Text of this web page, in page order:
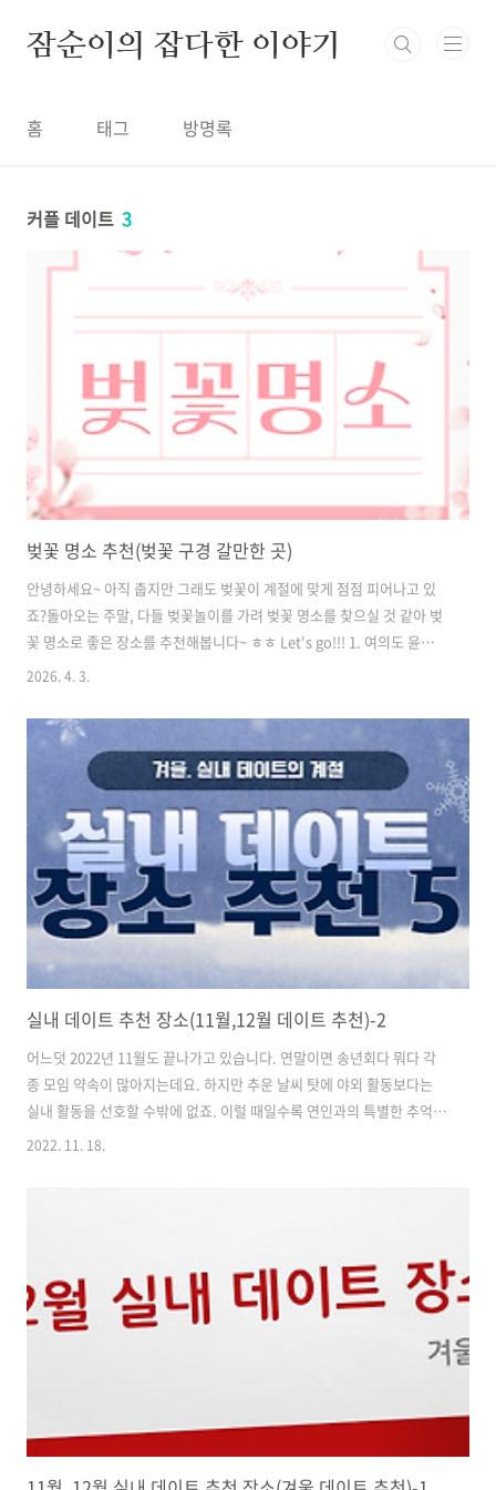
잠순이의 잡다한 이야기
홈 태그 방명록
커플 데이트 3
벚꽃 명소 추천(벚꽃 구경 갈만한 곳)
안녕하세요~ 아직 춥지만 그래도 벚꽃이 계절에 맞게 점점 피어나고 있
죠?돌아오는 주말, 다들 벚꽃놀이를 가려 벚꽃 명소를 찾으실 것 같아 벚
꽃 명소로 좋은 장소를 추천해봅니다~ ㅎㅎ Let's go!!! 1. 여의도 윤중로
벚꽃벚꽃 명소로 이미 너무 잘 알려진 곳이죠?벚꽃 명소, 하면 바로 떠오
큼 벚꽃이 이쁘다는 증거! 사람 붐비는 곳이라도 벚꽃이 이쁘게 핀 것을
보고 싶으시다면여의도 윤중로 벚꽃길 추천드립니다 :) 🧡추천 포인트!-
벚꽃+ 한강 조합- 야경 감성 최고- 봄 피크 시즌 느낌 완전 제대로 >_ 2.
석촌호수석촌호수도 벚꽃길로 정말 유명하죠!호수를 따라 벚꽃이 둘러
싸고 있어서 산책하기 정말 최고에용롯데타워가 함께 보이는 풍..
2026. 4. 3.
실내 데이트 추천 장소(11월,12월 데이트 추천)-2
어느덧 2022년 11월도 끝나가고 있습니다. 연말이면 송년회다 뭐다 각
종 모임 약속이 많아지는데요. 하지만 추운 날씨 탓에 야외 활동보다는
실내 활동을 선호할 수밖에 없죠. 이럴 때일수록 연인과의 특별한 추억을
만들 수 있는 곳을 찾는 게 중요하겠죠? 평소와는 다른 이색적인 공간에
소(겨울 데이트 추천)-1 날씨가 추워지면서 실외보다는 실내 활동을 선호
하시는 분들이 많아진 것 같아요. 하지만 매번 영화관..
2022. 11. 18.